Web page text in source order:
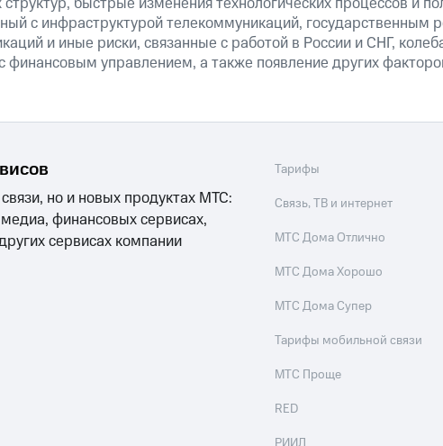
с инфраструктурой телекоммуникаций, государственным
и иные риски, связанные с работой в России и СНГ,
финансовым управлением, а также появление других
но и новых продуктах МТС:
финансовых сервисах,
сервисах компании
Тарифы
Связь, ТВ и интернет
МТС Дома Отлично
МТС Дома Хорошо
МТС Дома Супер
Тарифы мобильной связи
МТС Проще
RED